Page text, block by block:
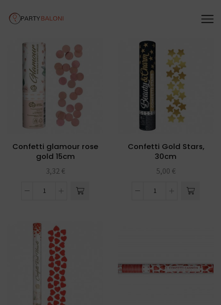
Confetti glamour rose
gold 15cm
3,32 €
Confetti Gold Stars,
30cm
5,00 €